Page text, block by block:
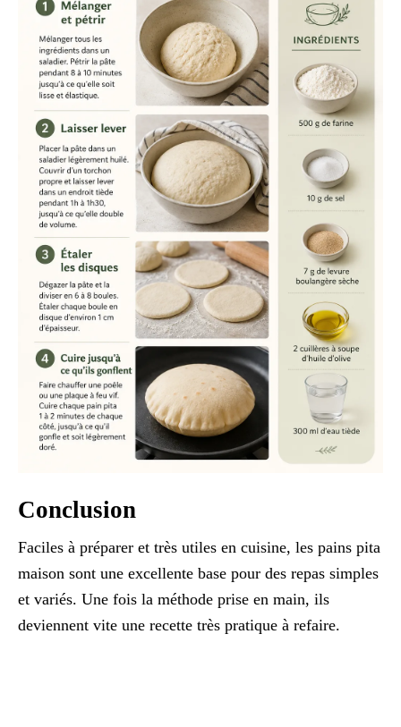
Conclusion
Faciles à préparer et très utiles en cuisine, les pains pita
maison sont une excellente base pour des repas simples
et variés. Une fois la méthode prise en main, ils
deviennent vite une recette très pratique à refaire.